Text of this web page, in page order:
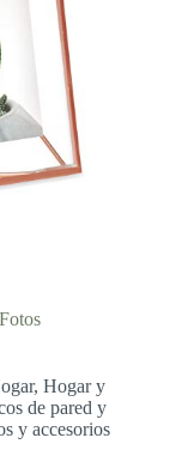
€
,Hogar y
de pared y
y accesorios